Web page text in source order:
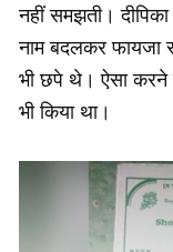
नहीं समझती।
नाम बदलकर फायजा
भी छपे थे। ऐसा करने
भी किया था।